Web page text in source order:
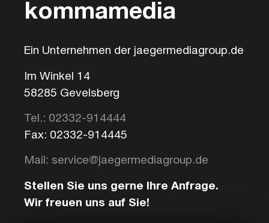
kommamedia
Ein Unternehmen der jaegermediagroup.de
Im Winkel 14
58285 Gevelsberg
Tel.: 02332-914444
Fax: 02332-914445
Mail: service@jaegermediagroup.de
Stellen Sie uns gerne Ihre Anfrage.
Wir freuen uns auf Sie!